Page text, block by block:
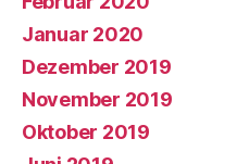
Januar 2020
Dezember 2019
November 2019
Oktober 2019